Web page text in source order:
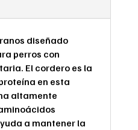
diseñado
perros con
El cordero es la
en esta
altamente
a mantener la